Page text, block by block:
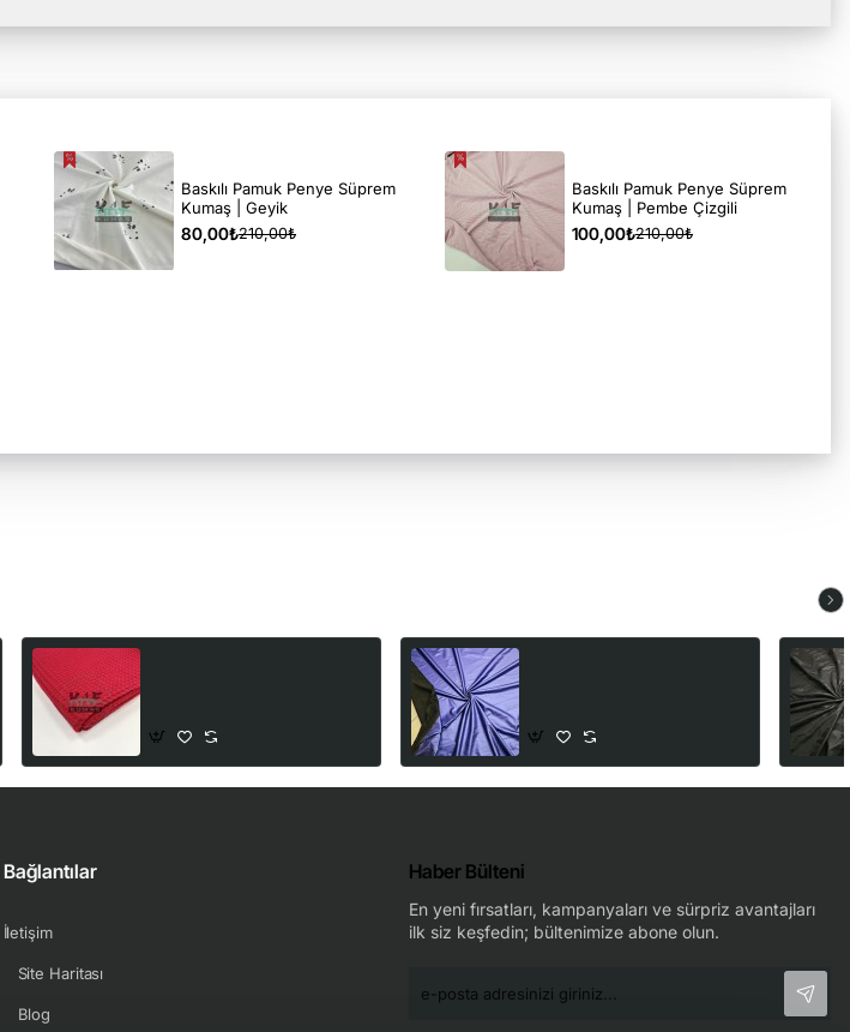
Baskılı Pamuk Penye Süprem
Kumaş | Geyik
80,00₺210,00₺
Baskılı Pamuk Penye Süprem
Kumaş | Pembe Çizgili
100,00₺210,00₺
Bağlantılar
İletişim
Site Haritası
Blog
Haber Bülteni
En yeni fırsatları, kampanyaları ve sürpriz avantajları
ilk siz keşfedin; bültenimize abone olun.
posta